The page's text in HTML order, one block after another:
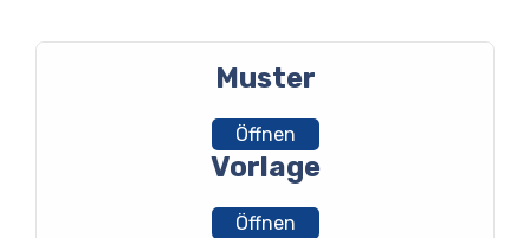
Muster
Öffnen
Vorlage
Öffnen